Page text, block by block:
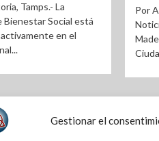
Gestionar el
Tamps.- La
Bienestar Social está
en el
Por